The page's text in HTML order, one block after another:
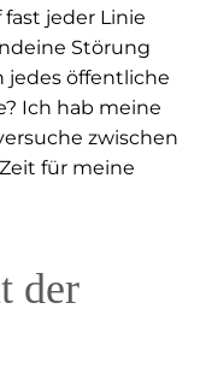
jeder Linie
Störung
jedes öffentliche
Ich hab meine
zwischen
für meine
der